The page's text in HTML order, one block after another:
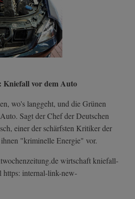
Kniefall vor dem Auto
wo's langgeht, und die Grünen
Sagt der Chef der Deutschen
einer der schärfsten Kritiker der
"kriminelle Energie" vor.
wirtschaft kniefall-
https: internal-link-n­ew-